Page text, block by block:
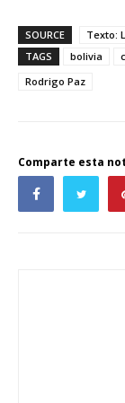
SOURCE
Texto:
TAGS
bolivia
Rodrigo Paz
Comparte esta